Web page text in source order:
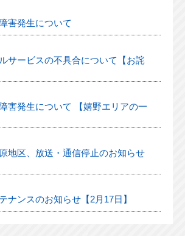
害発生について
サービスの不具合について【お詫
害発生について 【嬉野エリアの一
地区、放送・通信停止のお知らせ
ナンスのお知らせ【2月17日】